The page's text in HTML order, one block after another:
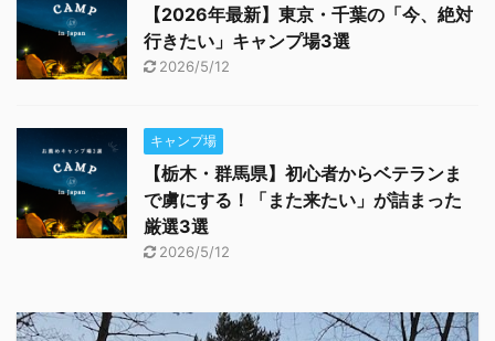
【2026年最新】東京・千葉の「今、絶対
行きたい」キャンプ場3選
2026/5/12
キャンプ場
【栃木・群馬県】初心者からベテランま
で虜にする！「また来たい」が詰まった
厳選3選
2026/5/12